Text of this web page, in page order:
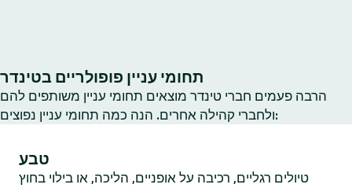
תחומי עניין פופולריים בטינדר
הרבה פעמים חברי טינדר מוצאים תחומי עניין משותפים להם
ולחברי קהילה אחרים. הנה כמה תחומי עניין נפוצים:
טבע
טיולים רגליים, רכיבה על אופניים, הליכה, או בילוי בחוץ